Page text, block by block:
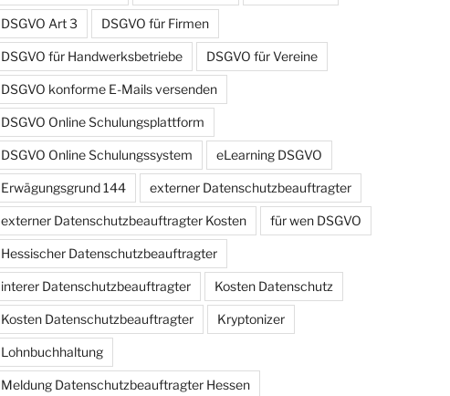
DSGVO Art 3 DSGVO für Firmen
DSGVO für Handwerksbetriebe DSGVO für Vereine
DSGVO konforme E-Mails versenden
DSGVO Online Schulungsplattform
DSGVO Online Schulungssystem eLearning DSGVO
Erwägungsgrund 144 externer Datenschutzbeauftragter
externer Datenschutzbeauftragter Kosten für wen DSGVO
Hessischer Datenschutzbeauftragter
interer Datenschutzbeauftragter Kosten Datenschutz
Kosten Datenschutzbeauftragter Kryptonizer
Lohnbuchhaltung
Meldung Datenschutzbeauftragter Hessen